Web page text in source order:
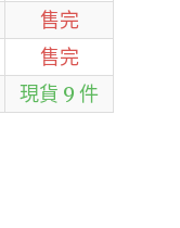
售完
售完
現貨 9 件